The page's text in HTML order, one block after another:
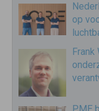
op
Frank